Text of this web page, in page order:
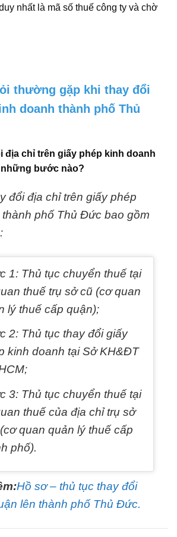
nhất là mã số thuế công ty và chờ
thường gặp khi thay đổi
doanh thành phố Thủ
địa chỉ trên giấy phép kinh doanh
bước nào?
đổi địa chỉ trên giấy phép
phố Thủ Đức bao gồm
1: Thủ tục chuyển thuế tại
thuế trụ sở cũ (cơ quan
lý thuế cấp quận);
2: Thủ tục thay đổi giấy
kinh doanh tại Sở KH&ĐT
3: Thủ tục chuyển thuế tại
thuế của địa chỉ trụ sở
quan quản lý thuế cấp
phố).
Hồ sơ – thủ tục thay đổi
lên thành phố Thủ Đức.